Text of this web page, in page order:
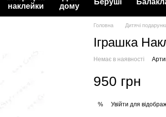
наклейки
дому
Беруші
Головна Дитячі
Іграшка
Немає в наявності
950 грн
% Увійти для